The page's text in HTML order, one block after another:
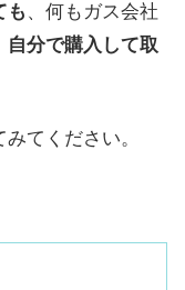
も 、何もガス会社
自分で購入して取
てください。